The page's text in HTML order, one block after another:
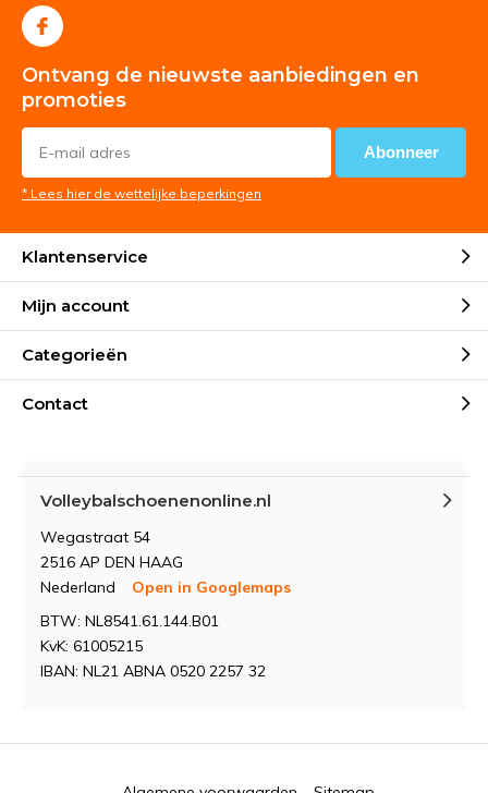
Ontvang de nieuwste aanbiedingen en
promoties
Abonneer
* Lees hier de wettelijke beperkingen
Klantenservice
Mijn account
Categorieën
Contact
Volleybalschoenenonline.nl
Wegastraat 54
2516 AP DEN HAAG
Nederland
Open in Googlemaps
BTW: NL8541.61.144.B01
KvK: 61005215
IBAN: NL21 ABNA 0520 2257 32